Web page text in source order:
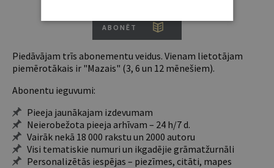
ABONĒT
Piedāvājam trīs abonementu veidus. Vienam lietotājam
piemērotākais ir "Mazais" (3, 6 un 12 mēnešiem).
Abonentu ieguvumi:
Pieeja jaunākajam izdevumam
Neierobežota pieeja arhīvam – 24 h/7 d.
Vairāk nekā 18 000 rakstu un 2000 autoru
Visi tematiskie numuri un ikgadējie grāmatžurnāli
Personalizētās iespējas – piezīmes, citāti, mapes